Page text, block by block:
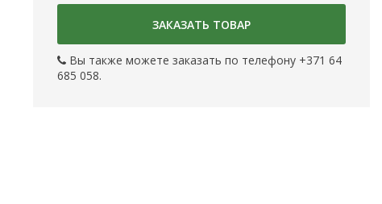
ЗАКАЗАТЬ ТОВАР
Вы также можете заказать по телефону +371 64
685 058.